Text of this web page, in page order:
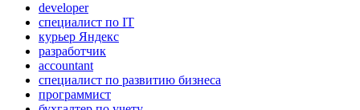
developer
специалист по IT
курьер Яндекс
разработчик
accountant
специалист по развитию бизнеса
программист